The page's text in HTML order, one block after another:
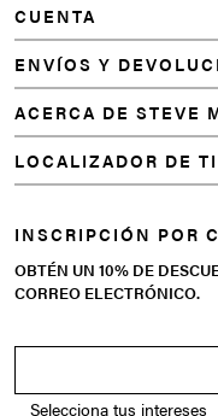
CUENTA
ENVÍOS Y
ACERCA DE STEVE
LOCALIZADOR DE
INSCRIPCIÓN POR
OBTÉN UN 10% DE
CORREO ELECTRÓNICO.
Selecciona tus intereses